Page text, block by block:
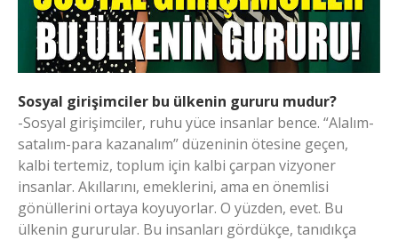
Sosyal girişimciler bu ülkenin gururu mudur?
-Sosyal girişimciler, ruhu yüce insanlar bence. “Alalım-
satalım-para kazanalım” düzeninin ötesine geçen,
kalbi tertemiz, toplum için kalbi çarpan vizyoner
insanlar. Akıllarını, emeklerini, ama en önemlisi
gönüllerini ortaya koyuyorlar. O yüzden, evet. Bu
ülkenin gururular. Bu insanları gördükçe, tanıdıkça